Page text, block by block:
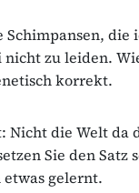
die
zu leiden.
korrekt.
Nicht die Welt da
Sie den Satz
etwas gelernt.